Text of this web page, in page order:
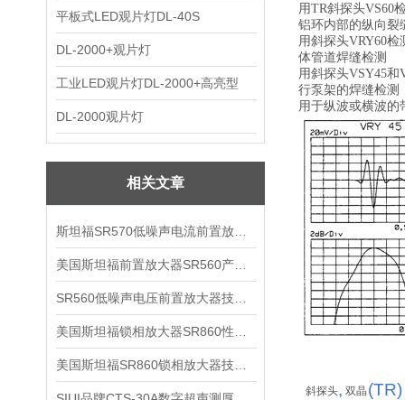
平板式LED观片灯DL-40S
DL-2000+观片灯
工业LED观片灯DL-2000+高亮型
DL-2000观片灯
相关文章
用TR斜探头VS60
铝环内部的纵向裂
用斜探头VRY60检
体管道焊缝检测
用斜探头VSY45和
行泵架的焊缝检测
用于纵波或横波的
斜探头, 双晶 (TR)